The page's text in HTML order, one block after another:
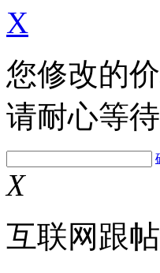
X
您修改的
请耐心等待
X
互联网跟